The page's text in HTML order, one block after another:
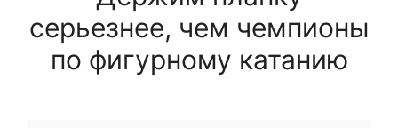
серьезнее, чем чемпионы
по фигурному катанию